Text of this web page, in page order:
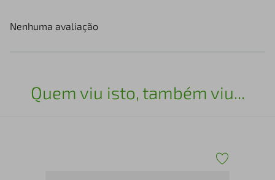
Nenhuma avaliação
Quem viu isto, também viu...